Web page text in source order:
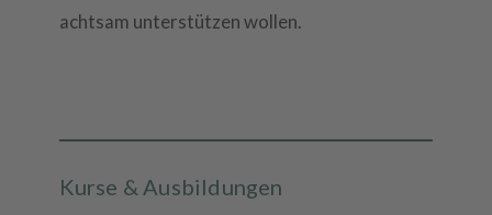
achtsam unterstützen wollen.
Kurse & Ausbildungen